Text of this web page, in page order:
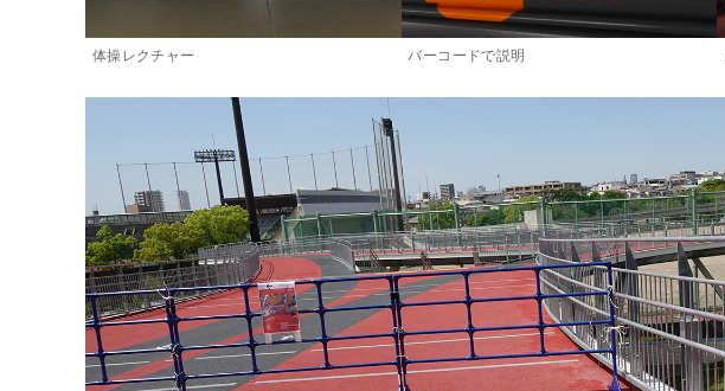
体操レクチャー バーコードで説明